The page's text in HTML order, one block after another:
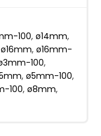
100, ø14mm,
ø16mm, ø16mm-
100,
, ø5mm-100,
100, ø8mm,